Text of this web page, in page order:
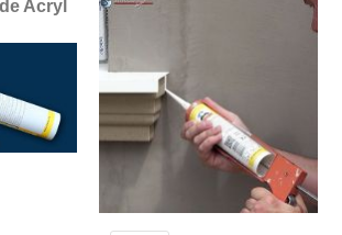
Acryl